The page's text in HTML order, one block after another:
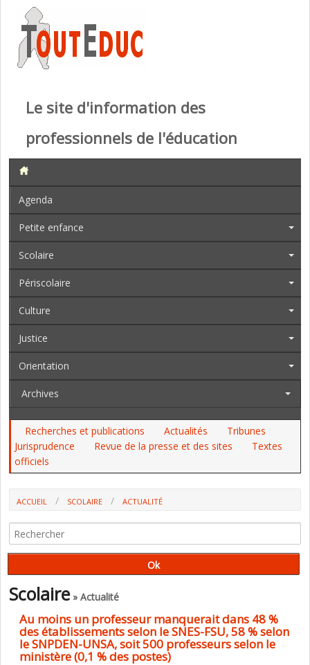
Le site d'information des
professionnels de l'éducation
Agenda
Petite enfance
Scolaire
Périscolaire
Culture
Justice
Orientation
Archives
Recherches et publications Actualités
Tribunes
Jurisprudence
Revue de la presse et des sites
Textes
officiels
ACCUEIL SCOLAIRE
ACTUALITÉ
ÉTABLISSEMENTS SELON LE SNES-FSU, 58 % SELON LE SNPDEN-UNSA,
SOIT 500 PROFESSEURS SELON LE MINISTÈRE (0,1 % DES POSTES)
Scolaire» Actualité
Au moins un professeur manquerait dans 48 %
des établissements selon le SNES-FSU, 58 % selon
le SNPDEN-UNSA, soit 500 professeurs selon le
ministère (0,1 % des postes)